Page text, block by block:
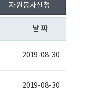
자원봉사신청
날짜
2019-08-30
2019-08-30